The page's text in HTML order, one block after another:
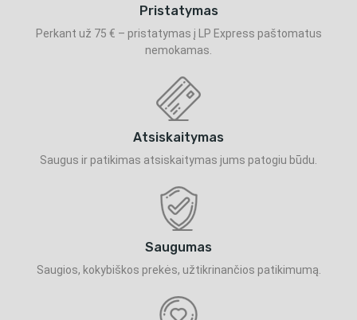
Pristatymas
Perkant už 75 € – pristatymas į LP Express paštomatus
nemokamas.
Atsiskaitymas
Saugus ir patikimas atsiskaitymas jums patogiu būdu.
Saugumas
Saugios, kokybiškos prekės, užtikrinančios patikimumą.